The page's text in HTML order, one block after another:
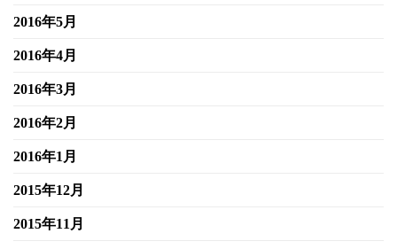
2016年5月
2016年4月
2016年3月
2016年2月
2016年1月
2015年12月
2015年11月